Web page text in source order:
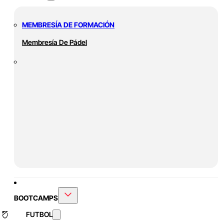
MEMBRESÍA DE FORMACIÓN
Membresía De Pádel
BOOTCAMPS
FUTBOL